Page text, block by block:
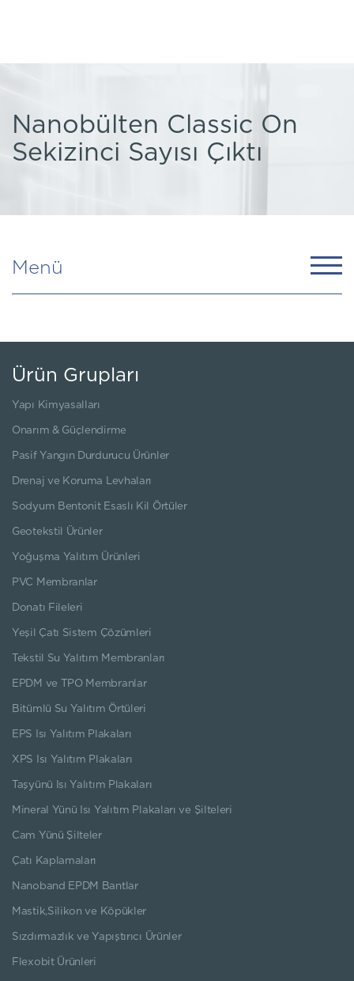
Nanobülten Classic On
Sekizinci Sayısı Çıktı
Menü
Ürün Grupları
Yapı Kimyasalları
Onarım & Güçlendirme
Pasif Yangın Durdurucu Ürünler
Drenaj ve Koruma Levhaları
Sodyum Bentonit Esaslı Kil Örtüler
Geotekstil Ürünler
Yoğuşma Yalıtım Ürünleri
PVC Membranlar
Donatı Fileleri
Yeşil Çatı Sistem Çözümleri
Tekstil Su Yalıtım Membranları
EPDM ve TPO Membranlar
Bitümlü Su Yalıtım Örtüleri
EPS Isı Yalıtım Plakaları
XPS Isı Yalıtım Plakaları
Taşyünü Isı Yalıtım Plakaları
Mineral Yünü Isı Yalıtım Plakaları ve Şilteleri
Cam Yünü Şilteler
Çatı Kaplamaları
Nanoband EPDM Bantlar
Mastik,Silikon ve Köpükler
Sızdırmazlık ve Yapıştırıcı Ürünler
Flexobit Ürünleri